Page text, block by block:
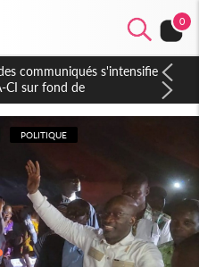
0
Thiam plaide pour un
apaisé
POLITIQUE